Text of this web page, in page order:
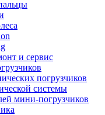
и сервис
погрузчиков
системы
мини-погрузчиков